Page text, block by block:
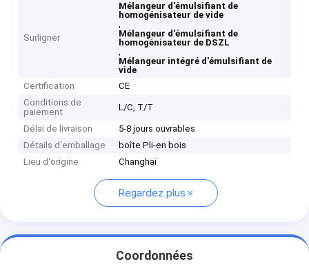
Surligner
Mélangeur d'émulsifiant de
homogénisateur de vide
,
Mélangeur d'émulsifiant de
homogénisateur de DSZL
,
Mélangeur intégré d'émulsifiant de
vide
Certification
CE
Conditions de
paiement
L/C, T/T
Délai de livraison
5-8 jours ouvrables
Détails d'emballage
boîte Pli-en bois
Lieu d'origine
Changhaï
Regardez plus
Coordonnées